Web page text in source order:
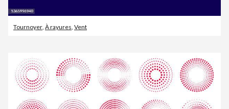
Tournoyer, À rayures, Vent